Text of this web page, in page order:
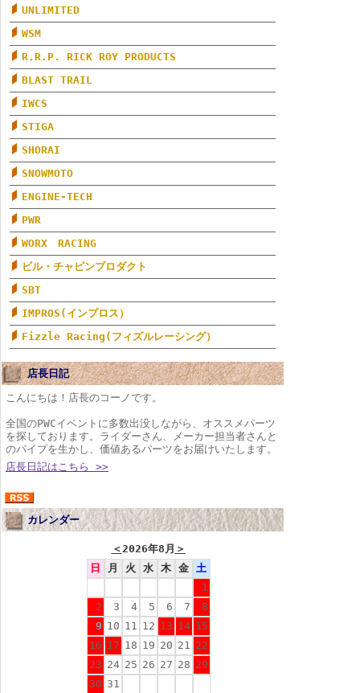
UNLIMITED
WSM
R.R.P. RICK ROY PRODUCTS
BLAST TRAIL
IWCS
STIGA
SHORAI
SNOWMOTO
ENGINE-TECH
PWR
WORX RACING
ビル・チャピンプロダクト
SBT
IMPROS(インプロス）
Fizzle Racing(フィズルレーシング）
店長日記
こんにちは！店長のコーノです。
全国のPWCイベントに多数出没しながら、オススメパーツ
を探しております。ライダーさん、メーカー担当者さんと
のパイプを生かし、価値あるパーツをお届けいたします。
店長日記はこちら >>
カレンダー
＜2026年8月 ＞
日
月 火 水 木 金 土
1
2
3 4 5 6 7
8
9 10 11 12 13 14 15
16 17 18 19 20 21 22
23 24 25 26 27 28 29
30 31